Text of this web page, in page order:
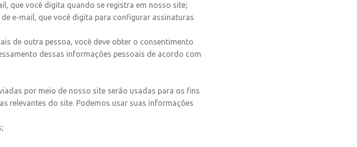
que você digita quando se registra em nosso site;
e-mail, que você digita para configurar assinaturas
de outra pessoa, você deve obter o consentimento
dessas informações pessoais de acordo com
por meio de nosso site serão usadas para os fins
relevantes do site. Podemos usar suas informações